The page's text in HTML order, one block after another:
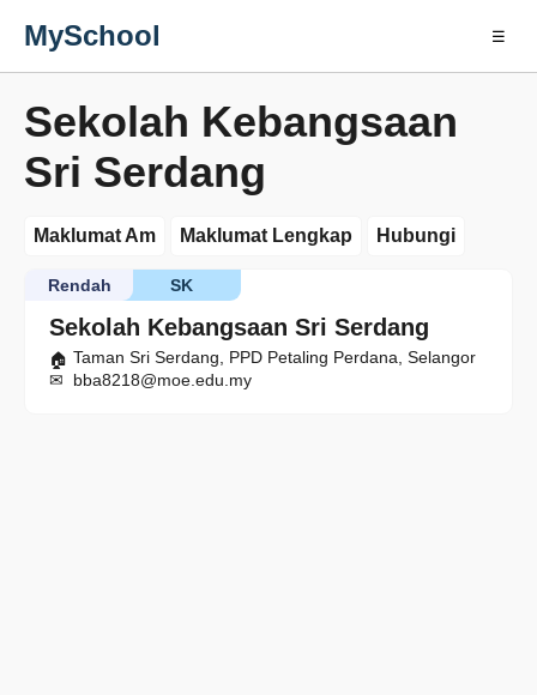
MySchool ☰
Sekolah Kebangsaan
Sri Serdang
Maklumat Am Maklumat Lengkap Hubungi
Sekolah Kebangsaan Sri Serdang
SK
Rendah
Taman Sri Serdang, PPD Petaling Perdana, Selangor
bba8218@moe.edu.my